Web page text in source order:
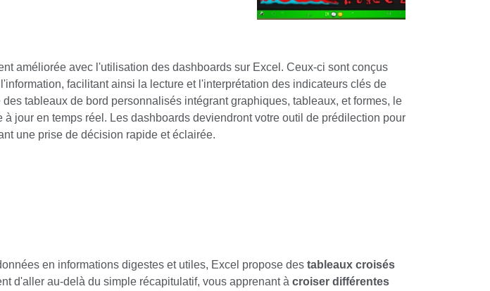
améliorée avec l'utilisation des dashboards sur Excel. Ceux-ci sont conçus
facilitant ainsi la lecture et l'interprétation des indicateurs clés de
tableaux de bord personnalisés intégrant graphiques, tableaux, et formes, le
jour en temps réel. Les dashboards deviendront votre outil de prédilection pour
une prise de décision rapide et éclairée.
en informations digestes et utiles, Excel propose des tableaux croisés
d'aller au-delà du simple récapitulatif, vous apprenant à croiser différentes